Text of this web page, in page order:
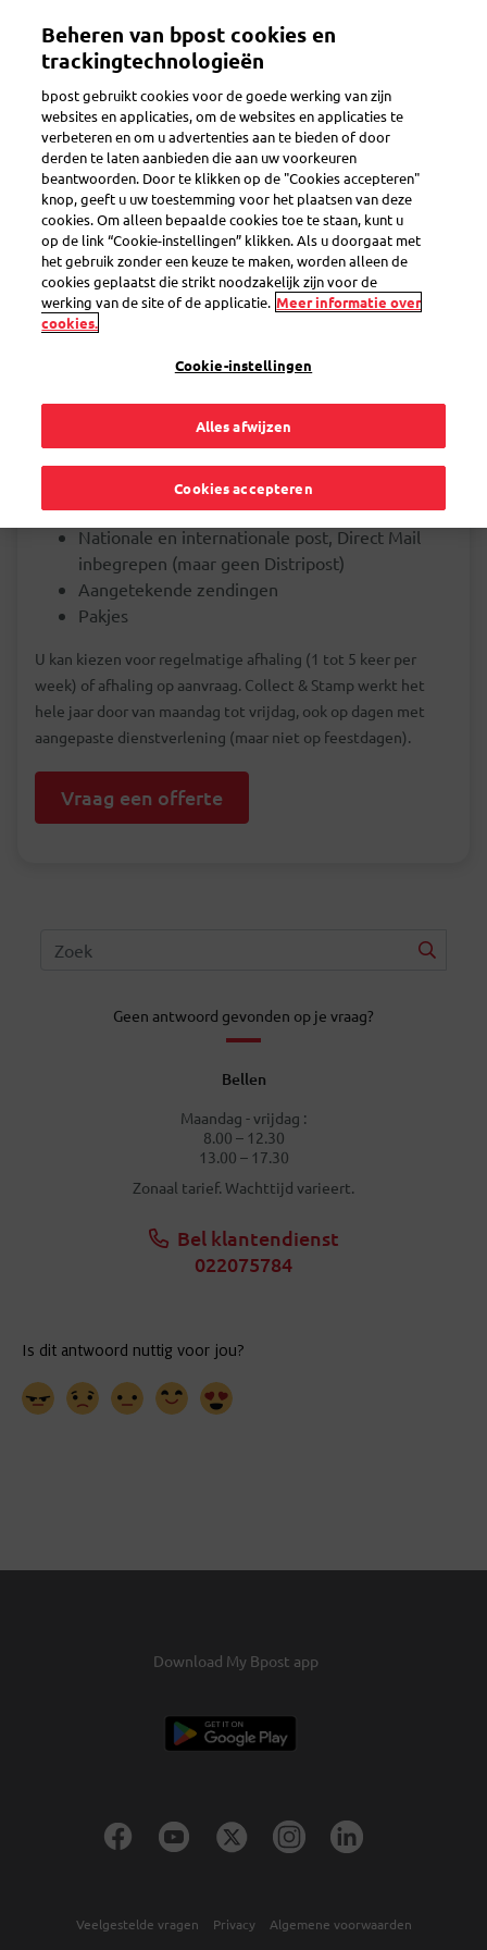
inhoud
Toggle navigation
Hoe werkt het?
Wat is Collect &
Stamp?
Met Collect & Stamp laat u uw post door ons afhalen,
frankeren en verzenden. Het enige wat u hoeft te doen: uw
post in een zak steken. Wij doen de rest.
Collect & Stamp werkt voor:
Nationale en internationale post, Direct Mail
inbegrepen (maar geen Distripost)
Aangetekende zendingen
Pakjes
U kan kiezen voor regelmatige afhaling (1 tot 5 keer per
week) of afhaling op aanvraag. Collect & Stamp werkt het
hele jaar door van maandag tot vrijdag, ook op dagen met
aangepaste dienstverlening (maar niet op feestdagen).
Vraag een offerte
Geen antwoord gevonden op je vraag?
Bellen
Maandag - vrijdag :
8.00 – 12.30
13.00 – 17.30
Zonaal tarief. Wachttijd varieert.
Bel klantendienst
022075784
Download My Bpost app
Veelgestelde vragen Privacy Algemene voorwaarden
Beheren van bpost cookies en
trackingtechnologieën
bpost gebruikt cookies voor de goede werking van zijn
websites en applicaties, om de websites en applicaties te
verbeteren en om u advertenties aan te bieden of door
derden te laten aanbieden die aan uw voorkeuren
beantwoorden. Door te klikken op de "Cookies accepteren"
knop, geeft u uw toestemming voor het plaatsen van deze
cookies. Om alleen bepaalde cookies toe te staan, kunt u
op de link “Cookie-instellingen” klikken. Als u doorgaat met
het gebruik zonder een keuze te maken, worden alleen de
cookies geplaatst die strikt noodzakelijk zijn voor de
werking van de site of de applicatie. Meer informatie over
cookies.
Cookie-instellingen
Alles afwijzen
Cookies accepteren